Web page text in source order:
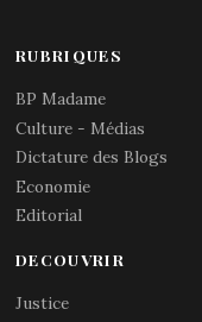
RUBRIQUES
BP Madame
Culture - Médias
Dictature des Blogs
Economie
Editorial
DECOUVRIR
Justice